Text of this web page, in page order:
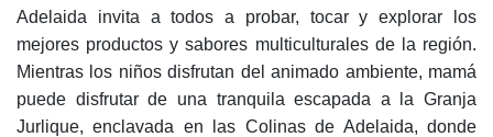
Adelaida invita a todos a probar, tocar y explorar los
mejores productos y sabores multiculturales de la región.
Mientras los niños disfrutan del animado ambiente, mamá
puede disfrutar de una tranquila escapada a la Granja
Jurlique, enclavada en las Colinas de Adelaida, donde